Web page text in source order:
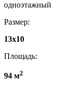
одноэтажный
Размер:
13x10
Площадь:
94 м2